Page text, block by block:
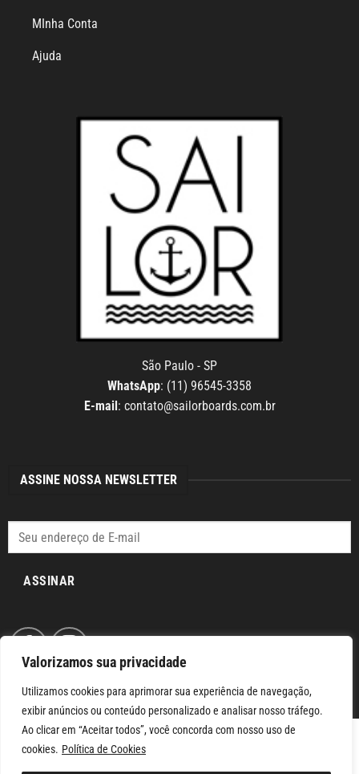
Valorizamos sua privacidade
Utilizamos cookies para aprimorar sua experiência de navegação,
exibir anúncios ou conteúdo personalizado e analisar nosso tráfego.
Ao clicar em “Aceitar todos”, você concorda com nosso uso de
cookies. Política de Cookies
MInha Conta
Ajuda
São Paulo - SP
WhatsApp: (11) 96545-3358
E-mail: contato@sailorboards.com.br
ASSINE NOSSA NEWSLETTER
ASSINAR